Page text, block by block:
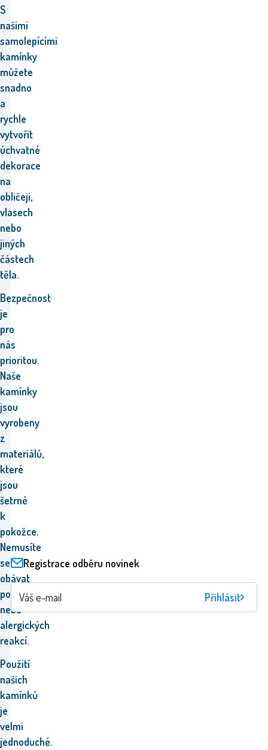
S
našimi
samolepícími
kamínky
můžete
snadno
a
rychle
vytvořit
úchvatné
dekorace
na
obličeji,
vlasech
nebo
jiných
částech
těla.
Bezpečnost
je
pro
nás
prioritou.
Naše
kamínky
jsou
vyrobeny
z
materiálů,
které
jsou
šetrné
k
pokožce.
Nemusíte
se
obávat
podráždění
nebo
alergických
reakcí.
Použití
našich
kamínků
je
velmi
jednoduché.
Registrace odběru novinek
Přihlásit